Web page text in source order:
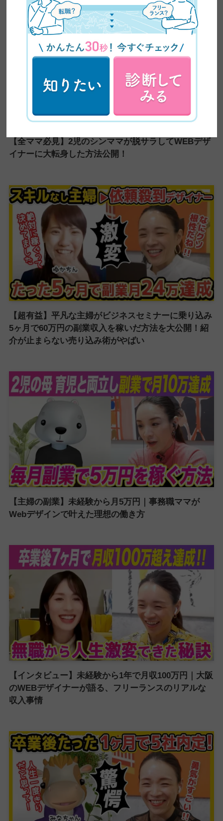
【全ママ必見】2児のシンママが脱サラしてWEBデザ
イナーに大転身した方法公開！
【超有益】平凡な主婦がビジネスセミナーに乗り込み
5ヶ月で60万円の副業収入を稼いだ方法を大公開！紹
介が止まらない売り込み術がやばい
【主婦の副業】未経験から月5万円｜事務職ママが
Webデザインで叶えた理想の働き方
【インタビュー】未経験から1年で月収100万円｜大阪
のWEBデザイナーが語る、フリーランスのリアルな
収入事情